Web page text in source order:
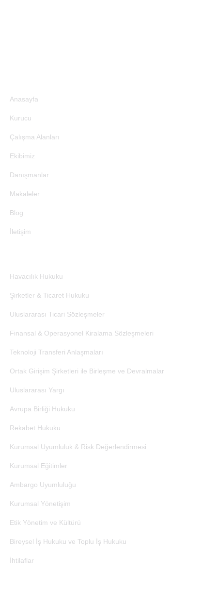
Anasayfa
Kurucu
Çalışma Alanları
Ekibimiz
Danışmanlar
Makaleler
Blog
İletişim
Havacılık Hukuku
Şirketler & Ticaret Hukuku
Uluslararası Ticari Sözleşmeler
Finansal & Operasyonel Kiralama Sözleşmeleri
Teknoloji Transferi Anlaşmaları
Ortak Girişim Şirketleri ile Birleşme ve Devralmalar
Uluslararası Yargı
Avrupa Birliği Hukuku
Rekabet Hukuku
Kurumsal Uyumluluk & Risk Değerlendirmesi
Kurumsal Eğitimler
Ambargo Uyumluluğu
Kurumsal Yönetişim
Etik Yönetim ve Kültürü
Bireysel İş Hukuku ve Toplu İş Hukuku
İhtilaflar